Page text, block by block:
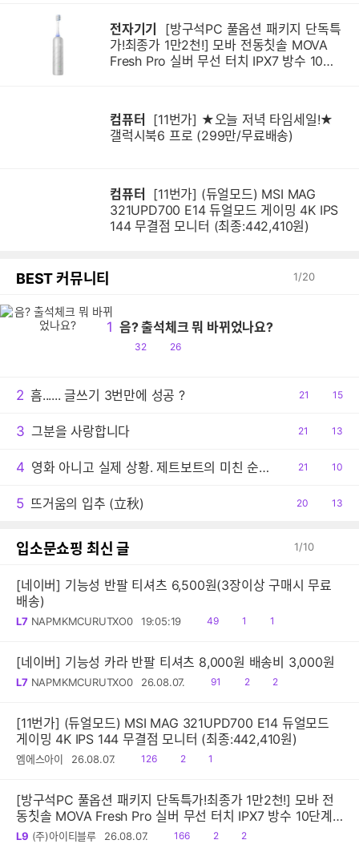
전자기기
가!최종가 1만2천!] 모바 전동칫솔 MOVA
Fresh Pro 실버 무선 터치 IPX7 방수 10단
컴퓨터
갤럭시북6 프로 (299만/무료배송)
컴퓨터
321UPD700 E14 듀얼모드 게이밍 4K IPS
144 무결점 모니터 (최종:442,410원)
BEST 커뮤니티 1/20
1 음? 출석체크 뭐 바뀌었나요?
공
32
댓
26
2 흠...... 글쓰기 3번만에 성공 ?
공
21
댓
15
3 그분을 사랑합니다
공
21
댓
13
4 영화 아니고 실제 상황. 제트보트의 미친 순발력
공
21
댓
10
5 뜨거움의 입추 (立秋)
공
20
댓
13
입소문쇼핑 최신 글 1/10
[네이버] 기능성 반팔 티셔츠 6,500원(3장이상 구매시 무료
배송)
L7 NAPMKMCURUTXO0 19:05:19
읽
49
공1
댓1
[네이버] 기능성 카라 반팔 티셔츠 8,000원 배송비 3,000원
L7 NAPMKMCURUTXO0 26.08.07.
읽
91
공
2
댓
2
[11번가] (듀얼모드) MSI MAG 321UPD700 E14 듀얼모드
게이밍 4K IPS 144 무결점 모니터 (최종:442,410원)
엠에스아이 26.08.07.
읽
126
공
2
댓1
[방구석PC 풀옵션 패키지 단독특가!최종가 1만2천!] 모바 전
동칫솔 MOVA Fresh Pro 실버 무선 터치 IPX7 방수 10단계
진동 음파 전동칫솔
L9 (주)아이티블루 26.08.07.
읽
166
공
2
댓
2